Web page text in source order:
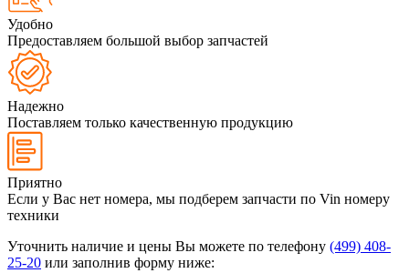
Удобно
Предоставляем большой выбор запчастей
Надежно
Поставляем только качественную продукцию
Приятно
Если у Вас нет номера, мы подберем запчасти по Vin номеру
техники
Уточнить наличие и цены Вы можете по телефону (499) 408-
25-20 или заполнив форму ниже: